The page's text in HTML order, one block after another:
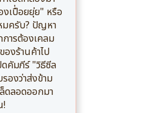
เปื่อยยุ่ย" หรือ
มครับ? ปัญหา
ารต้องเคลม
องร้านค้าไป
คัมภีร์ "วิธีซีล
องว่าส่งข้าม
ดลอดออกมา
!